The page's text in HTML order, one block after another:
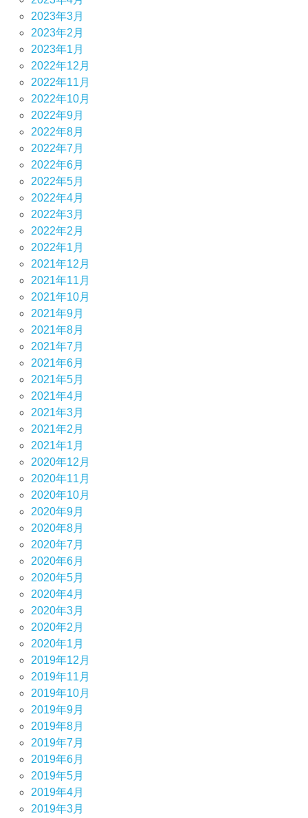
2023年3月
2023年2月
2023年1月
2022年12月
2022年11月
2022年10月
2022年9月
2022年8月
2022年7月
2022年6月
2022年5月
2022年4月
2022年3月
2022年2月
2022年1月
2021年12月
2021年11月
2021年10月
2021年9月
2021年8月
2021年7月
2021年6月
2021年5月
2021年4月
2021年3月
2021年2月
2021年1月
2020年12月
2020年11月
2020年10月
2020年9月
2020年8月
2020年7月
2020年6月
2020年5月
2020年4月
2020年3月
2020年2月
2020年1月
2019年12月
2019年11月
2019年10月
2019年9月
2019年8月
2019年7月
2019年6月
2019年5月
2019年4月
2019年3月